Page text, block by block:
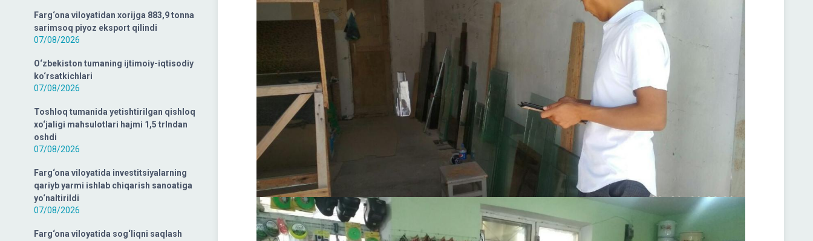
Farg‘ona viloyatidan xorijga 883,9 tonna
sarimsoq piyoz eksport qilindi
07/08/2026
O‘zbekiston tumaning ijtimoiy-iqtisodiy
ko‘rsatkichlari
07/08/2026
Toshloq tumanida yetishtirilgan qishloq
xo‘jaligi mahsulotlari hajmi 1,5 trlndan
oshdi
07/08/2026
Farg‘ona viloyatida investitsiyalarning
qariyb yarmi ishlab chiqarish sanoatiga
yo‘naltirildi
07/08/2026
Farg‘ona viloyatida sog‘liqni saqlash